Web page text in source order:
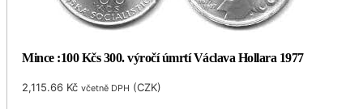
Mince :100 Kčs 300. výročí úmrtí Václava Hollara 1977
2,115.66 Kč včetně DPH (CZK)